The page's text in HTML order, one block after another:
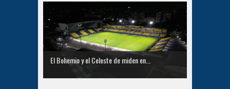
El Bohemio y el Celeste de miden en...